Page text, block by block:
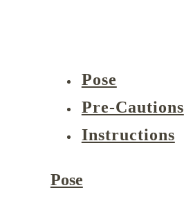
Pose
Pre-Cautions
Instructions
Pose